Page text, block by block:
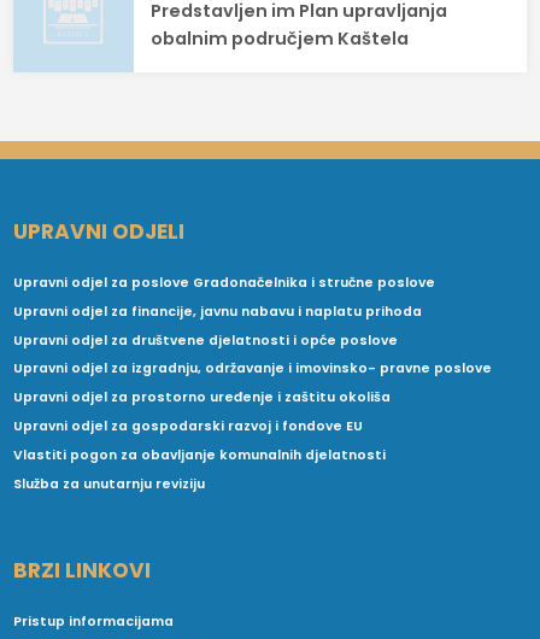
Predstavljen im Plan upravljanja
obalnim područjem Kaštela
UPRAVNI ODJELI
Upravni odjel za poslove Gradonačelnika i stručne poslove
Upravni odjel za financije, javnu nabavu i naplatu prihoda
Upravni odjel za društvene djelatnosti i opće poslove
Upravni odjel za izgradnju, održavanje i imovinsko- pravne poslove
Upravni odjel za prostorno uređenje i zaštitu okoliša
Upravni odjel za gospodarski razvoj i fondove EU
Vlastiti pogon za obavljanje komunalnih djelatnosti
Služba za unutarnju reviziju
BRZI LINKOVI
Pristup informacijama